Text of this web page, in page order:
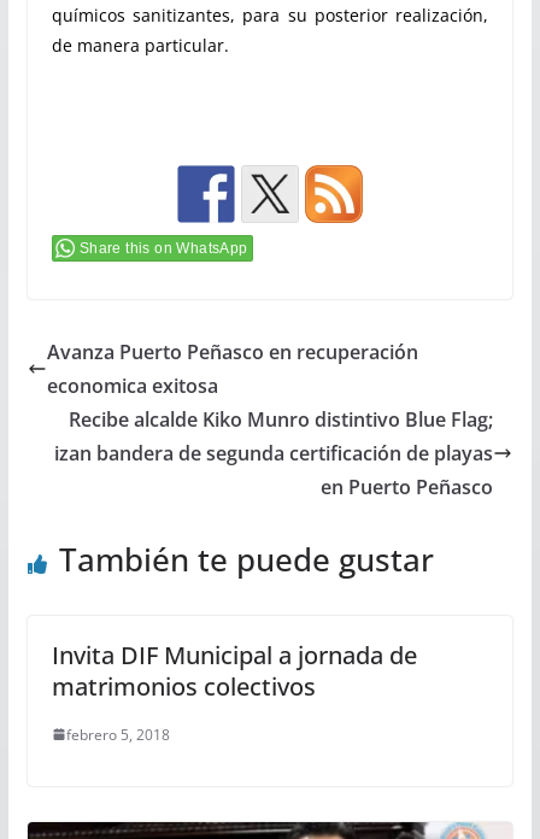
químicos sanitizantes, para su posterior realización,
de manera particular.
Share this on WhatsApp
Avanza Puerto Peñasco en recuperación
economica exitosa
Recibe alcalde Kiko Munro distintivo Blue Flag;
izan bandera de segunda certificación de playas
en Puerto Peñasco
También te puede gustar
Invita DIF Municipal a jornada de
matrimonios colectivos
febrero 5, 2018